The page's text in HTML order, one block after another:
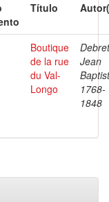
Título
Boutique
de la rue
du Val-
Longo
Jean
1768-
1848